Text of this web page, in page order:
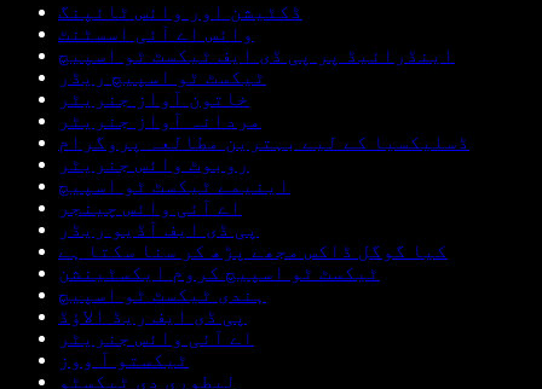
ڈکٹیشن اور وائس ٹائپنگ
وائس اے آئی اسسٹنٹ
اینڈرائیڈ پر پی ڈی ایف ٹیکسٹ ٹو اسپیچ
ٹیکسٹ ٹو اسپیچ ریڈر
خاتون آواز جنریٹر
مردانہ آواز جنریٹر
ڈسلیکسیا کے لیے بہترین مطالعہ پروگرام
روبوٹ وائس جنریٹر
اینیمے ٹیکسٹ ٹو اسپیچ
اے آئی وائس چینجر
پی ڈی ایف آڈیو ریڈر
کیا گوگل ڈاکس مجھے پڑھ کر سنا سکتا ہے
ٹیکسٹ ٹو اسپیچ کروم ایکسٹینشن
ہندی ٹیکسٹ ٹو اسپیچ
پی ڈی ایف ریڈ الاؤڈ
اے آئی وائس جنریٹر
ٹیکستو آ ووز
لیطوری دی ٹیکسٹو